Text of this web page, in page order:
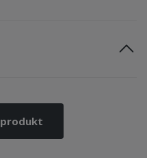
produkt